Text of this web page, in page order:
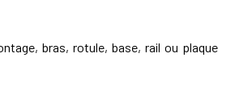
bras, rotule, base, rail ou plaque